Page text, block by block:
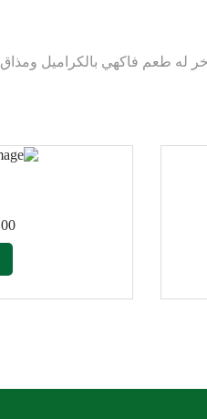
له طعم فاكهي بالكراميل